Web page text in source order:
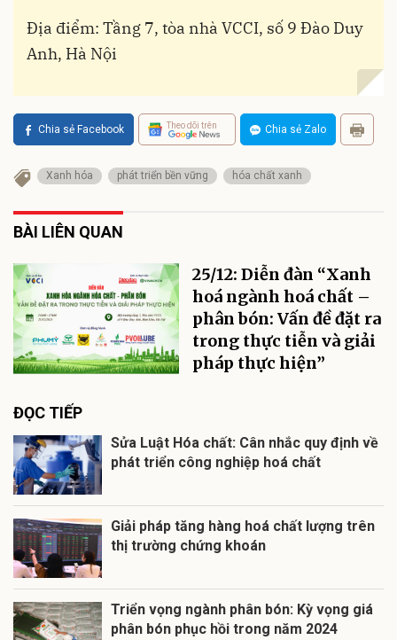
Địa điểm: Tầng 7, tòa nhà VCCI, số 9 Đào Duy
Anh, Hà Nội
Chia sẻ Facebook Theo dõi trên Chia sẻ Zalo
Xanh hóa phát triển bền vững hóa chất xanh
BÀI LIÊN QUAN
25/12: Diễn đàn “Xanh
hoá ngành hoá chất –
phân bón: Vấn đề đặt ra
trong thực tiễn và giải
pháp thực hiện”
ĐỌC TIẾP
Sửa Luật Hóa chất: Cân nhắc quy định về
phát triển công nghiệp hoá chất
Giải pháp tăng hàng hoá chất lượng trên
thị trường chứng khoán
Triển vọng ngành phân bón: Kỳ vọng giá
phân bón phục hồi trong năm 2024